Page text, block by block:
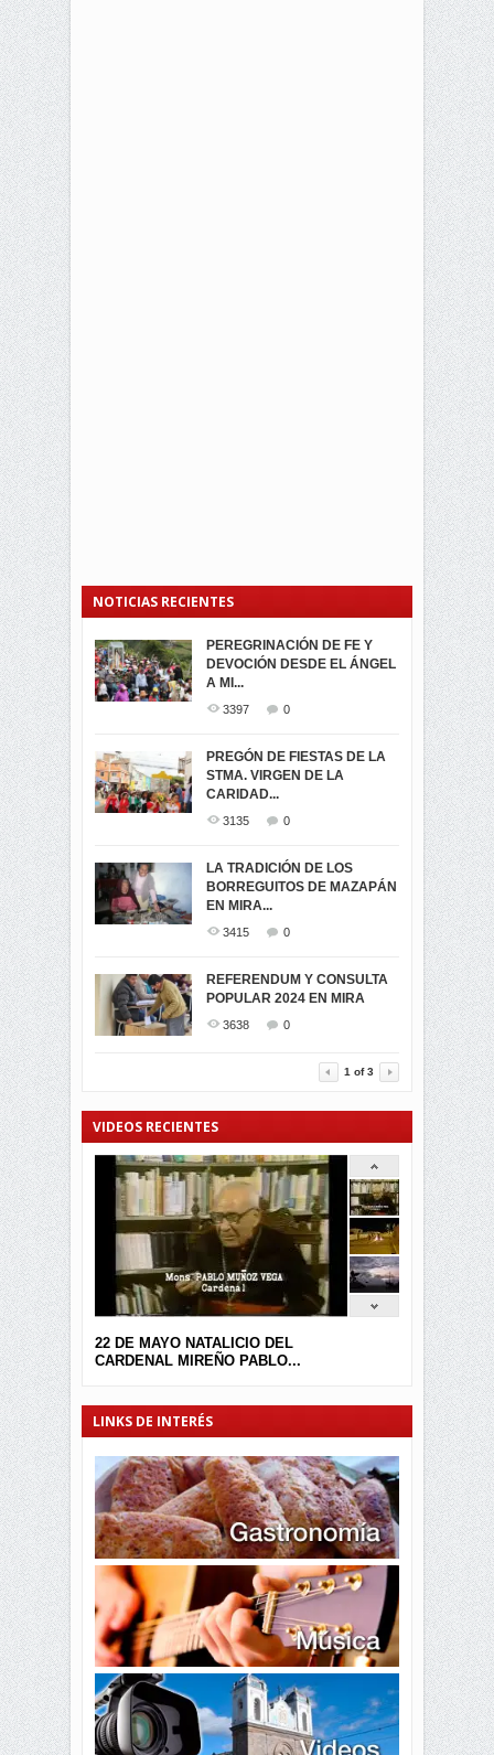
NOTICIAS RECIENTES
PEREGRINACIÓN DE FE Y
DEVOCIÓN DESDE EL ÁNGEL
A MI...
3397 0
PREGÓN DE FIESTAS DE LA
STMA. VIRGEN DE LA
CARIDAD...
3135 0
LA TRADICIÓN DE LOS
BORREGUITOS DE MAZAPÁN
EN MIRA...
3415 0
REFERENDUM Y CONSULTA
POPULAR 2024 EN MIRA
3638 0
PROCESIÓN DE LA VIRGEN
DE LA CARIDAD 2024
3062
-ENCENDIDO DEL ARBOL DE
...
MIRA
3441
TRIUNFO DE...
SEGUNDA VUELTA
ELECCIONES
PRESIDENCIALES 2023 EN
M...
ELECCION CRUCIAL:
SEGUNDA VUELTA
PRESIDENCIAL EL 1...
VIRTUALES ASAMBLEISTAS
POR LA PROVINCIA DEL
CARCHI...
MIRA.EC FUE
GALARDONADA
1 of3
VIDEOS RECIENTES
22 DE MAYO NATALICIO DEL
CARDENAL MIREÑO PABLO...
LINKS DE INTERÉS